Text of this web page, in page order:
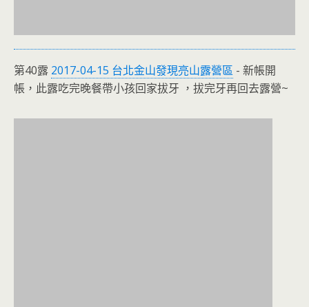
第40露 2017-04-15 台北金山發現亮山露營區 - 新帳開
帳，此露吃完晚餐帶小孩回家拔牙 ，拔完牙再回去露營~